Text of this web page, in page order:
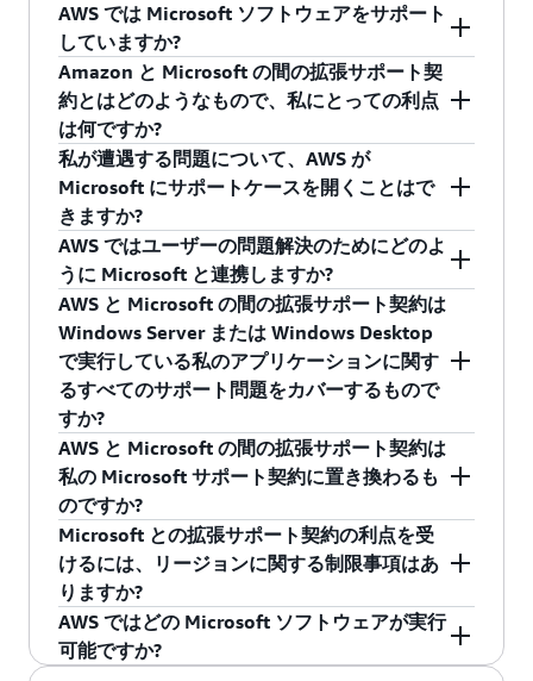
アマゾン ウェブ サービスと Microsoft は、AWS
が Windows Server ベースのインスタンスのサー
ビスを開始した 2008 年以来、長年にわたり提携
してきました。AWS は Microsoft パートナーネ
ットワークの認定ゴールドメンバーであり、
Services Provider License Agreement (SPLA) の下
で Microsoft のソフトウェアを販売するライセン
スを付与されています。AWS は認定ライセンス
モビリティパートナーでもあります。AWS と
Microsoft は、Windows および関連ワークロード
が AWS クラウドで利用できるよう、何年もの間
協力し合ってきました。Dole Foods、Hess
Corporation、Lionsgate など、Microsoft と AWS
には Windows ワークロードを AWS で実行して
いる共通のお客様がいます。また、AWS では
AWS で Windows アプリケーションを管理し、最
適化できる Microsoft 固有の技術 (AWS tools for
Windows PowerShell、EC2Rescue for EC2
Windowsなど) をリリースしています。
AWS では Microsoft ソフトウェアをサポート
していますか?
はい。AWS Supportは、2008 年に初めて EC2 上
で Windows Server を発表して以来、Microsoft
Windows ベースの EC2 インスタンスを AWS ク
ラウドで実行しているお客様をサポートしてき
ました。AWS のサポートエンジニアは、
Amazon EC2、Amazon ECS、Amazon RDS、
Amazon Workspaces などにおける Microsoft の
テクノロジーについて深い経験を持っていま
す。AWS では、AWS Supportと Microsoft サポー
トの間で新たに直接的な連携を図ることでサポ
ート機能を強化し、お客様に質の高いサポート
と問題解決を提供できるようになりました。
AWS は Microsoft との間で有効なプレミアサポ
ート契約を結んでいます。
Amazon と Microsoft の間の拡張サポート契
約とはどのようなもので、私にとっての利点
は何ですか?
ビジネスティアまたはエンタープライズティア
で AWS Supportをご購入いただいたお客様が
AWS で実行している Microsoft Windows
Server、SQL Server、Windows デスクトップ
(Amazon Workspaces 経由) に関して問題が発生
した場合、AWS Supportは Microsoft サポートエ
ンジニアと直接連携し、問題解決に努めます。
この拡張サポート契約により、AWS は Microsoft
と直接連携して可能な限り最良のサポートエク
スペリエンスをお届けします。必要に応じて、
AWS Supportは問題を Microsoft にエスカレーシ
ョンし、専門の Microsoft サポートエンジニアと
共に問題に対処し、解決することができます。
私が遭遇する問題について、AWS が
Microsoft にサポートケースを開くことはで
きますか?
はい。AWS サポートは直接 Microsoft サポート
エンジニアと連携して必要に応じてサポートケ
ースをエスカレートして、ビジネスティアまた
はエンタープライズティアでの AWS サポートの
お客様の問題を解決します。AWS がお客様の情
報や特定の詳細を許可なく共有することはあり
ません。
AWS ではユーザーの問題解決のためにどのよ
うに Microsoft と連携しますか?
ビジネスティアまたはエンタープライズティア
の AWS サポートを購入されたお客様は、AWS サ
ポートセンターコンソールから問題を送信でき
ます。AWS Supportエンジニアはその問題が
Microsoft 製品またはドライバーに起因すると判
断した場合、Microsoft にサポートを依頼して共
にトラブルシューティングにあたります。お客
様は、AWS がお客様の情報または特定の詳細を
共有する前に、Microsoft と直接共同で対応する
ことについて、お客様の承認および許可を書面
で提示するよう求められる場合があります。
AWS と Microsoft の間の拡張サポート契約は
Windows Server または Windows Desktop
で実行している私のアプリケーションに関す
るすべてのサポート問題をカバーするもので
すか?
AWS のサービスのご購入に含まれる Microsoft
製品 (Amazon EC2、Amazon RDS、Amazon
Elastic Container Service、または Amazon
Workspaces での Windows Server または SQL
Server など) に関連した問題は、お客様の AWS
サポート契約でカバーされます。AWS 以外を通
じて購入されたソフトウェアの場合、AWS
Supportは AWS のサービスに関連した問題の特
AWS と Microsoft の間の拡張サポート契約は
私の Microsoft サポート契約に置き換わるも
のですか?
いいえ。この拡張サポートは直接の Microsoft サ
ポート契約に置き換わるものではありません。
このサポートは、AWS のサービスと Microsoft
製品 (Windows Server、SQL Server、Windows
など) の間で発生した問題が両社のサポートによ
Microsoft との拡張サポート契約の利点を受
けるには、リージョンに関する制限事項はあ
りますか?
いいえ。この利点を受けるにあたって、リージ
ョンに関する制限事項はありません。
AWS ではどの Microsoft ソフトウェアが実行
可能ですか?